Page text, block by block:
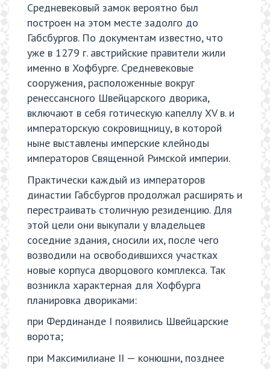
Средневековый замок вероятно был
построен на этом месте задолго до
Габсбургов. По документам известно, что
уже в 1279 г. австрийские правители жили
именно в Хофбурге. Средневековые
сооружения, расположенные вокруг
ренессансного Швейцарского дворика,
включают в себя готическую капеллу XV в. и
императорскую сокровищницу, в которой
ныне выставлены имперские клейноды
императоров Священной Римской империи.
Практически каждый из императоров
династии Габсбургов продолжал расширять и
перестраивать столичную резиденцию. Для
этой цели они выкупали у владельцев
соседние здания, сносили их, после чего
возводили на освободившихся участках
новые корпуса дворцового комплекса. Так
возникла характерная для Хофбурга
планировка двориками:
при Фердинанде I появились Швейцарские
ворота;
при Максимилиане II — конюшни, позднее